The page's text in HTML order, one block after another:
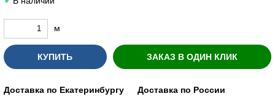
м
КУПИТЬ ЗАКАЗ В ОДИН КЛИК
Доставка по Екатеринбургу Доставка по России